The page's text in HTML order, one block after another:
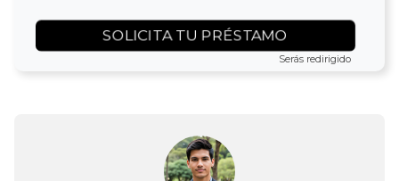
SOLICITA TU PRÉSTAMO
Serás redirigido